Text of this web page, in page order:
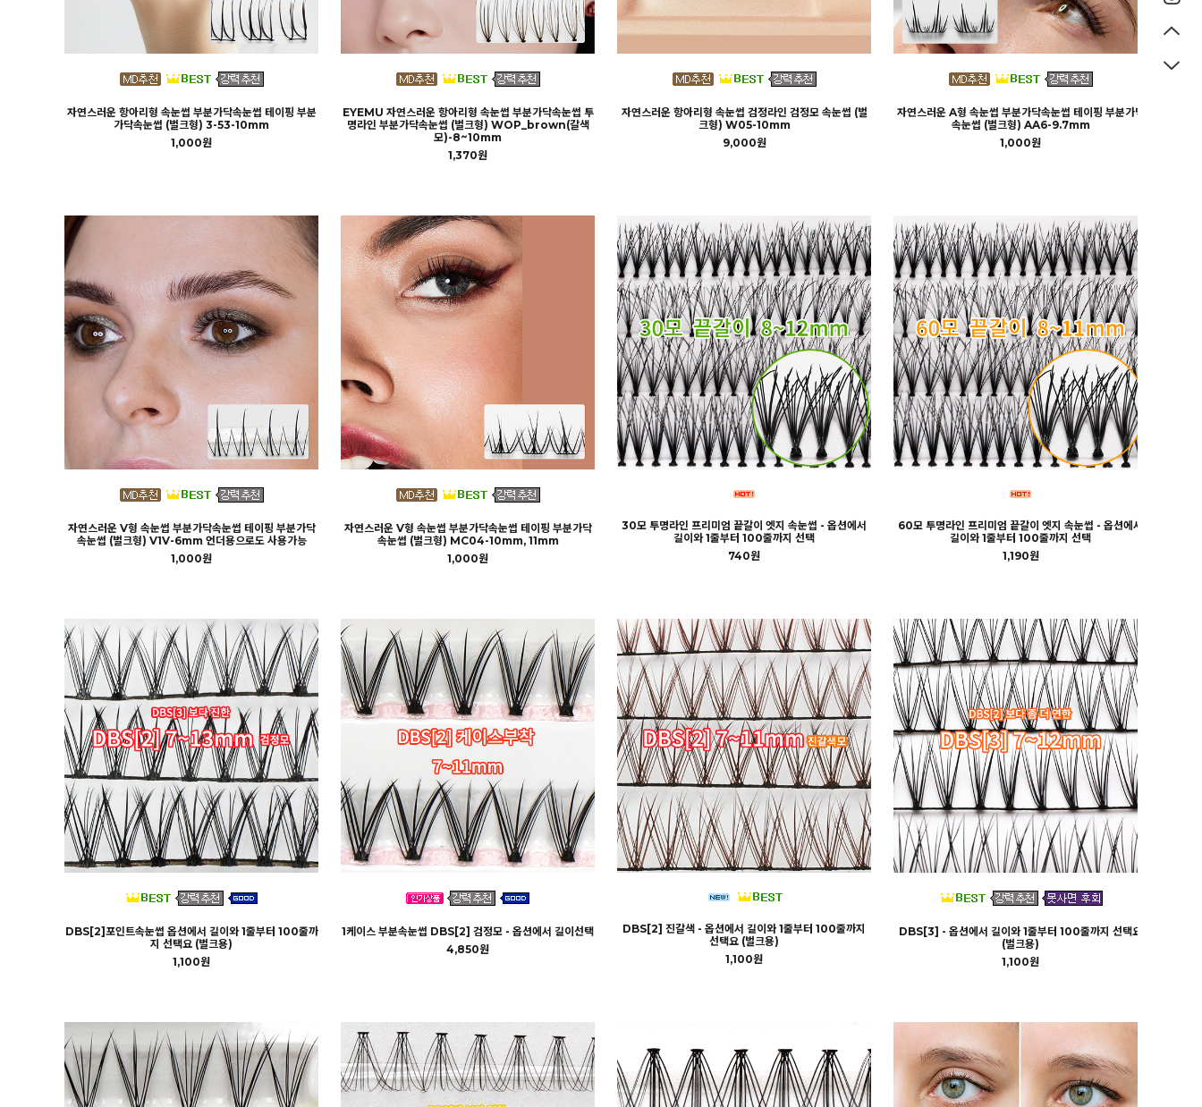
자연스러운 항아리형 속눈썹 부분가닥속눈썹 테이핑 부분
가닥속눈썹 (벌크형) 3-53-10mm
1,000원
EYEMU 자연스러운 항아리형 속눈썹 부분가닥속눈썹 투
명라인 부분가닥속눈썹 (벌크형) WOP_brown(갈색
모)-8~10mm
1,370원
자연스러운 항아리형 속눈썹 검정라인 검정모 속눈썹 (벌
크형) W05-10mm
9,000원
자연스러운 A형 속눈썹 부분가닥속눈썹 테이핑 부분가닥
속눈썹 (벌크형) AA6-9.7mm
1,000원
자연스러운 V형 속눈썹 부분가닥속눈썹 테이핑 부분가닥
속눈썹 (벌크형) V1V-6mm 언더용으로도 사용가능
1,000원
자연스러운 V형 속눈썹 부분가닥속눈썹 테이핑 부분가닥
속눈썹 (벌크형) MC04-10mm, 11mm
1,000원
30모 투명라인 프리미엄 끝갈이 엣지 속눈썹 - 옵션에서
길이와 1줄부터 100줄까지 선택
740원
60모 투명라인 프리미엄 끝갈이 엣지 속눈썹 - 옵션에서
길이와 1줄부터 100줄까지 선택
1,190원
DBS[2]포인트속눈썹 옵션에서 길이와 1줄부터 100줄까
지 선택요 (벌크용)
1,100원
1케이스 부분속눈썹 DBS[2] 검정모 - 옵션에서 길이선택
4,850원
DBS[2] 진갈색 - 옵션에서 길이와 1줄부터 100줄까지
선택요 (벌크용)
1,100원
DBS[3] - 옵션에서 길이와 1줄부터 100줄까지 선택요
(벌크용)
1,100원